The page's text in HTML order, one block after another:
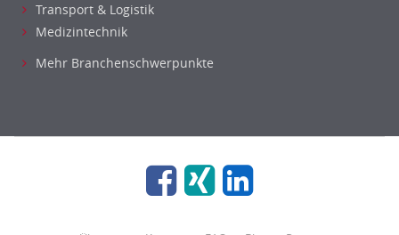
Transport & Logistik
Medizintechnik
Mehr Branchenschwerpunkte